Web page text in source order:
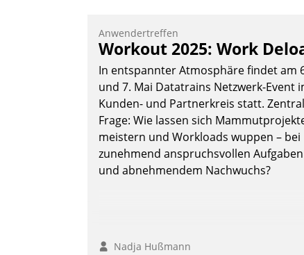
Anwendertreffen
Workout 2025: Work
In entspannter Atmosphäre findet am
und 7. Mai Datatrains Netzwerk-Event
Kunden- und Partnerkreis statt.
Frage: Wie lassen sich
meistern und Workloads wuppen – bei
zunehmend anspruchsvollen Aufgaben
und abnehmendem Nachwuchs?
Nadja Hußmann